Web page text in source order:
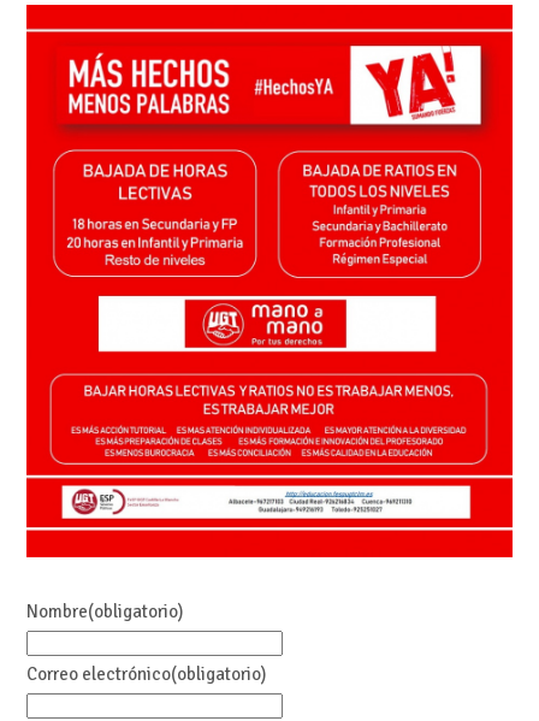
Nombre(obligatorio)
Correo electrónico(obligatorio)